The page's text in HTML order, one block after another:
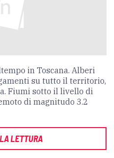
in Toscana. Alberi
su tutto il territorio,
Fiumi sotto il livello di
di magnitudo 3.2
LETTURA